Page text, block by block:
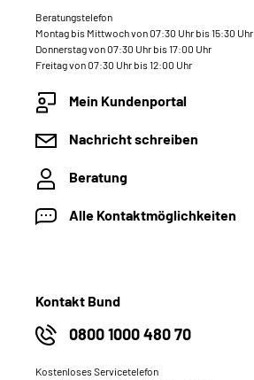
Beratungstelefon
Montag bis Mittwoch von 07:30 Uhr bis 15:30 Uhr
Donnerstag von 07:30 Uhr bis 17:00 Uhr
Freitag von 07:30 Uhr bis 12:00 Uhr
Mein Kundenportal
Nachricht schreiben
Beratung
Alle Kontaktmöglichkeiten
Kontakt Bund
0800 1000 480 70
Kostenloses Servicetelefon